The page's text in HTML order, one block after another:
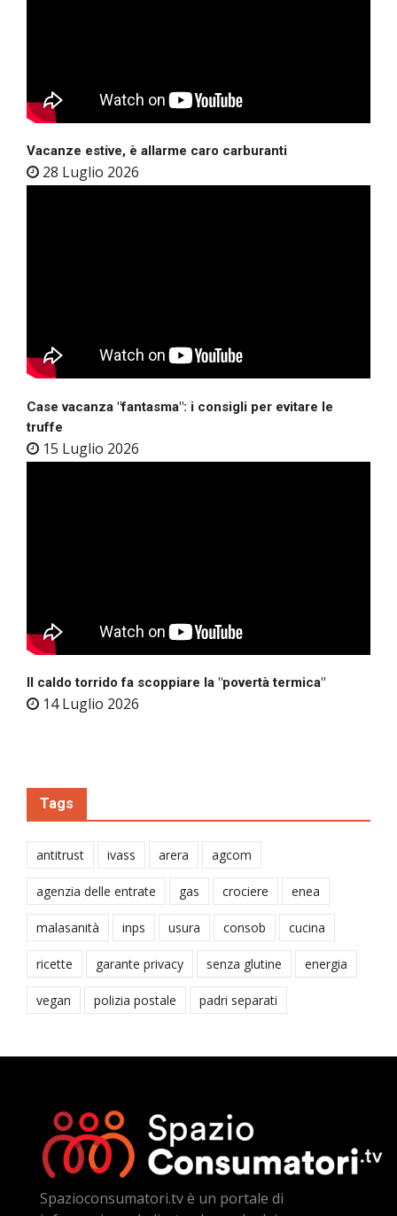
Vacanze estive, è allarme caro carburanti
28 Luglio 2026
Case vacanza "fantasma": i consigli per evitare le
truffe
15 Luglio 2026
Il caldo torrido fa scoppiare la "povertà termica"
14 Luglio 2026
Tags
antitrust ivass arera agcom
agenzia delle entrate gas crociere enea
malasanità inps usura consob cucina
ricette garante privacy senza glutine energia
vegan polizia postale padri separati
Spazioconsumatori.tv è un portale di